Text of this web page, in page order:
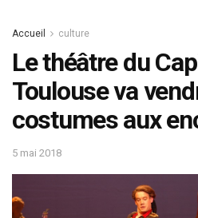
Accueil culture
Le théâtre du
Toulouse va
costumes aux
5 mai 2018